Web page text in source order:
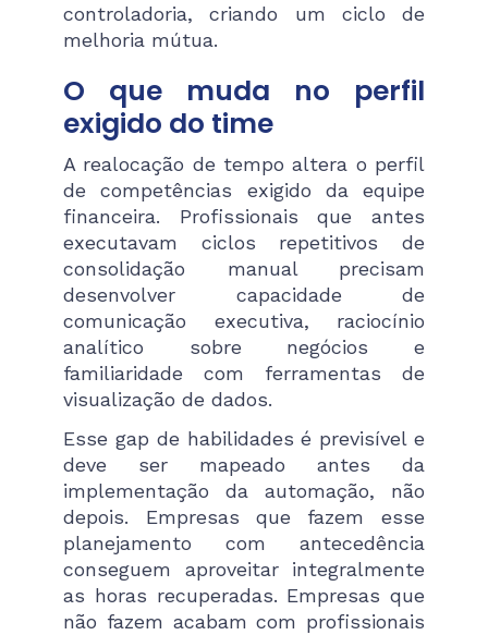
controladoria, criando um ciclo de
melhoria mútua.
O que muda no perfil
exigido do time
A realocação de tempo altera o perfil
de competências exigido da equipe
financeira. Profissionais que antes
executavam ciclos repetitivos de
consolidação manual precisam
desenvolver capacidade de
comunicação executiva, raciocínio
analítico sobre negócios e
familiaridade com ferramentas de
visualização de dados.
Esse gap de habilidades é previsível e
deve ser mapeado antes da
implementação da automação, não
depois. Empresas que fazem esse
planejamento com antecedência
conseguem aproveitar integralmente
as horas recuperadas. Empresas que
não fazem acabam com profissionais